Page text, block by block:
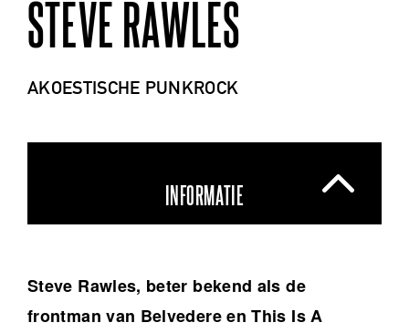
STEVE RAWLES
AKOESTISCHE PUNKROCK
INFORMATIE
Steve Rawles, beter bekend als de
frontman van Belvedere en This Is A